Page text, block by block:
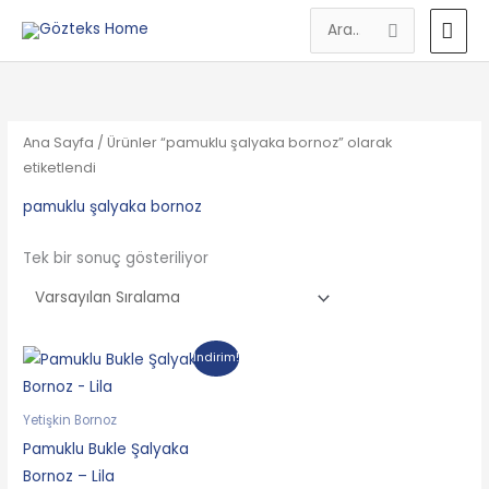
atla
ANA
Search
for:
Ana Sayfa / Ürünler “pamuklu şalyaka bornoz” olarak
etiketlendi
pamuklu şalyaka bornoz
Tek bir sonuç gösteriliyor
İndirim!
Yetişkin Bornoz
Pamuklu Bukle Şalyaka
Bornoz – Lila
Orijinal
fiyat:
599.90₺.
Şu
andaki